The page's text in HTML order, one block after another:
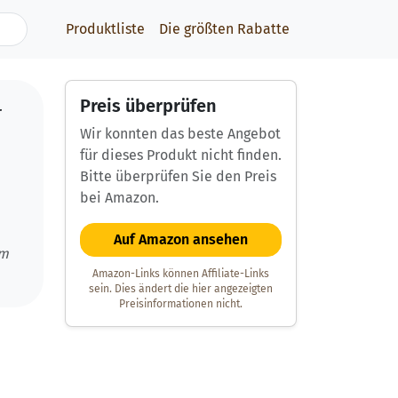
Produktliste Die größten Rabatte
Preis überprüfen
Wir konnten das beste Angebot
für dieses Produkt nicht finden.
Bitte überprüfen Sie den Preis
bei Amazon.
Auf Amazon ansehen
Amazon-Links können Affiliate-Links
sein. Dies ändert die hier angezeigten
Preisinformationen nicht.